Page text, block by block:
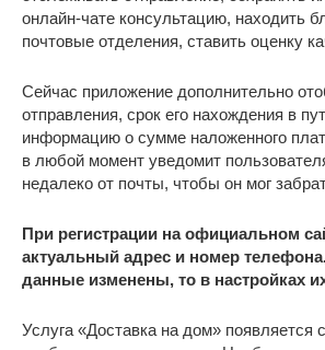
онлайн-чате консультацию, находить
почтовые отделения, ставить оценку
Сейчас приложение дополнительно
отправления, срок его нахождения в
информацию о сумме наложенного
в любой момент уведомит
недалеко от почты, чтобы он мог
При регистрации на официальном
актуальный адрес и номер
данные изменены, то в настройках
Услуга «Доставка на дом» появляется